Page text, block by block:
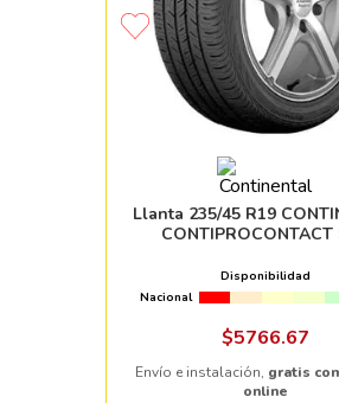
Llanta 235/45 R19
CONTIPROCONTACT
Disponibilidad
Nacional
$5766.67
Envío e instalación, gratis
online